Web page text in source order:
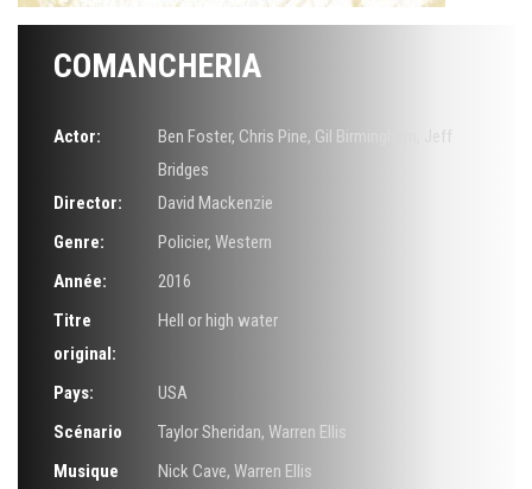
COMANCHERIA
Actor: Ben Foster, Chris Pine, Gil Birmingham
Bridges
Director:
David Mackenzie
Genre:
Policier, Western
Année:
2016
Titre
original:
Hell or high water
Pays:
USA
Scénario
Taylor Sheridan, Warren Ellis
Musique
Nick Cave, Warren Ellis